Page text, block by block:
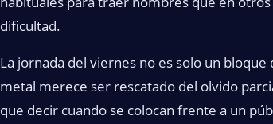
dificultad.
La jornada del viernes no es solo un
metal merece ser rescatado del olvido
que decir cuando se colocan frente a un